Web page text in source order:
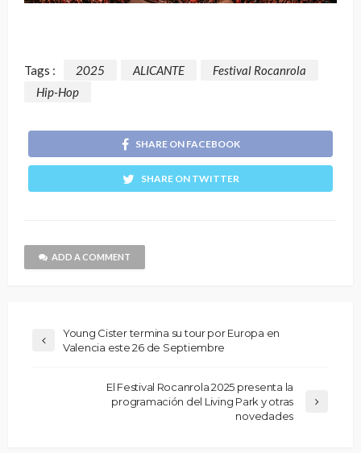
Tags : 2025 ALICANTE
Festival Rocanrola
Hip-Hop
SHARE ON FACEBOOK
SHARE ON TWITTER
ADD A COMMENT
Young Cister termina su tour por Europa en
Valencia este 26 de Septiembre
El Festival Rocanrola 2025 presenta la
programación del Living Park y otras
novedades